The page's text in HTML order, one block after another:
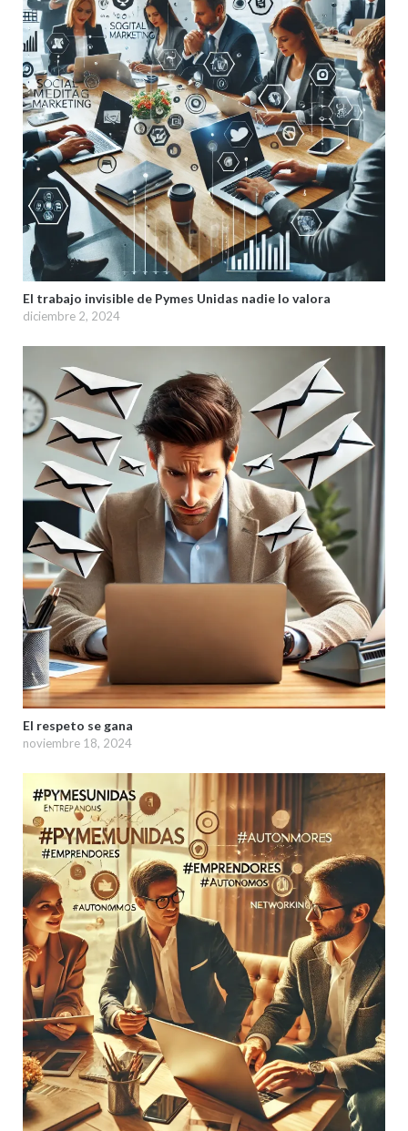
El trabajo invisible de Pymes Unidas nadie lo valora
diciembre 2, 2024
El respeto se gana
noviembre 18, 2024